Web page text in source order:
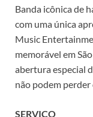
Banda icônica de
com uma única
Music
memorável em
abertura especial
não podem
SERVIÇO